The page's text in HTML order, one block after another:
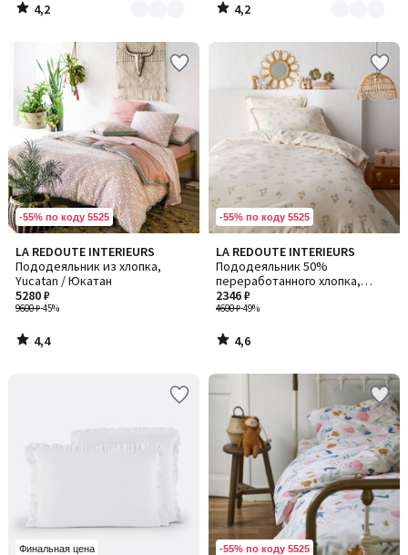
4,2
/
4,2
/
-55% по коду 5525
LA REDOUTE INTERIEURS
Пододеяльник из хлопка,
Yucatan / Юкатан
9600 ₽-45%
5280 ₽
4,4
/ 5
4,4
/
-55% по коду 5525
LA REDOUTE INTERIEURS
Пододеяльник 50%
переработанного хлопка,
Camomille / Камомиль
4600 ₽-49%
2346 ₽
4,6
/ 5
4,6
/
Финальная цена -55% по коду 5525